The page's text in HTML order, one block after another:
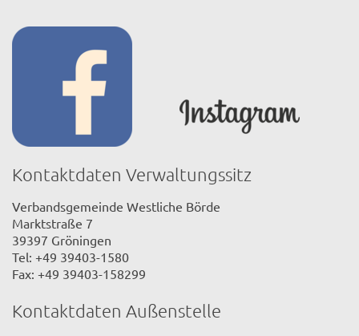
Kontaktdaten Verwaltungssitz
Verbandsgemeinde Westliche Börde
Marktstraße 7
39397 Gröningen
Tel: +49 39403-1580
Fax: +49 39403-158299
Kontaktdaten Außenstelle